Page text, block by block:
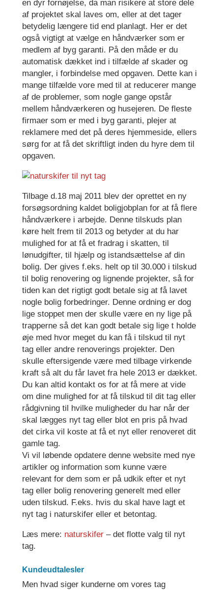
en dyr fornøjelse, da man risikere at store dele
af projektet skal laves om, eller at det tager
betydelig længere tid end planlagt. Her er det
også vigtigt at vælge en håndværker som er
medlem af byg garanti. På den måde er du
automatisk dækket ind i tilfælde af skader og
mangler, i forbindelse med opgaven. Dette kan i
mange tilfælde vore med til at reducerer mange
af de problemer, som nogle gange opstår
mellem håndværkeren og husejeren. De fleste
firmaer som er med i byg garanti, plejer at
reklamere med det på deres hjemmeside, ellers
sørg for at få det skriftligt inden du hyre dem til
opgaven.
Tilbage d.18 maj 2011 blev der oprettet en ny
forsøgsordning kaldet boligjobplan for at få flere
håndværkere i arbejde. Denne tilskuds plan
køre helt frem til 2013 og betyder at du har
mulighed for at få et fradrag i skatten, til
lønudgifter, til hjælp og istandsættelse af din
bolig. Der gives f.eks. helt op til 30.000 i tilskud
til bolig renovering og lignende projekter, så for
tiden kan det rigtigt godt betale sig at få lavet
nogle bolig forbedringer. Denne ordning er dog
lige stoppet men der skulle være en ny lige på
trapperne så det kan godt betale sig lige t holde
øje med hvor meget du kan få i tilskud til nyt
tag eller andre renoverings projekter. Den
skulle eftersigende være med tilbage virkende
kraft så alt du får lavet fra hele 2013 er dækket.
Du kan altid kontakt os for at få mere at vide
om dine mulighed for at få tilskud til dit tag eller
rådgivning til hvilke muligheder du har når der
skal lægges nyt tag eller blot en pris på hvad
det cirka vil koste at få et nyt eller renoveret dit
gamle tag.
Vi vil løbende opdatere denne website med nye
artikler og information som kunne være
relevant for dem som er på udkik efter et nyt
tag eller bolig renovering generelt med eller
uden tilskud. F.eks. hvis du skal have lagt et
nyt tag i naturskifer eller et betontag.
Læs mere: naturskifer– det flotte valg til nyt
tag.
Kundeudtalesler
Men hvad siger kunderne om vores tag